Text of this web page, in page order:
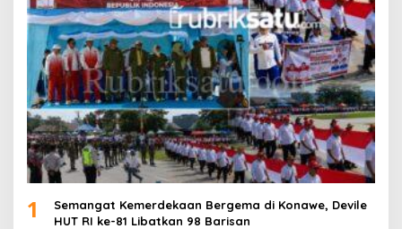
1
Semangat Kemerdekaan Bergema di Konawe, Devile
HUT RI ke-81 Libatkan 98 Barisan